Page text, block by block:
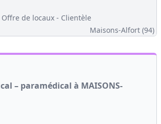
Offre de locaux - Clientèle
Maisons-Alfort (94)
– paramédical à MAISONS-